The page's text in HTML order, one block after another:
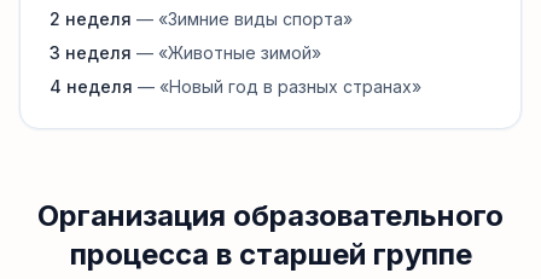
2 неделя — «Зимние виды спорта»
3 неделя — «Животные зимой»
4 неделя — «Новый год в разных странах»
Организация образовательного
процесса в старшей группе